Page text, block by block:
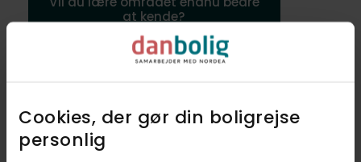
Cookies, der gør din boligrejse
personlig​
at kende?
Udforsk nabolag
Det kendetegner Vesterbro og
Carlsberg byen